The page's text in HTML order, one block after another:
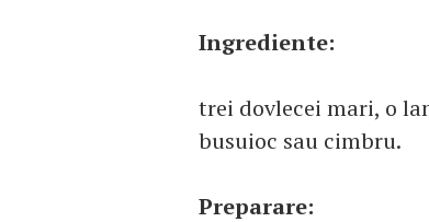
Ingrediente:
trei dovlecei mari, o
busuioc sau cimbru.
Preparare: